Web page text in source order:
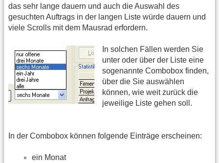
das sehr lange dauern und auch die Auswahl des
gesuchten Auftrags in der langen Liste würde dauern und
viele Scrolls mit dem Mausrad erfordern.
In solchen Fällen werden Sie
unter oder über der Liste eine
sogenannte Combobox finden,
über die Sie auswählen
können, wie weit zurück die
jeweilige Liste gehen soll.
In der Combobox können folgende Einträge erscheinen:
ein Monat